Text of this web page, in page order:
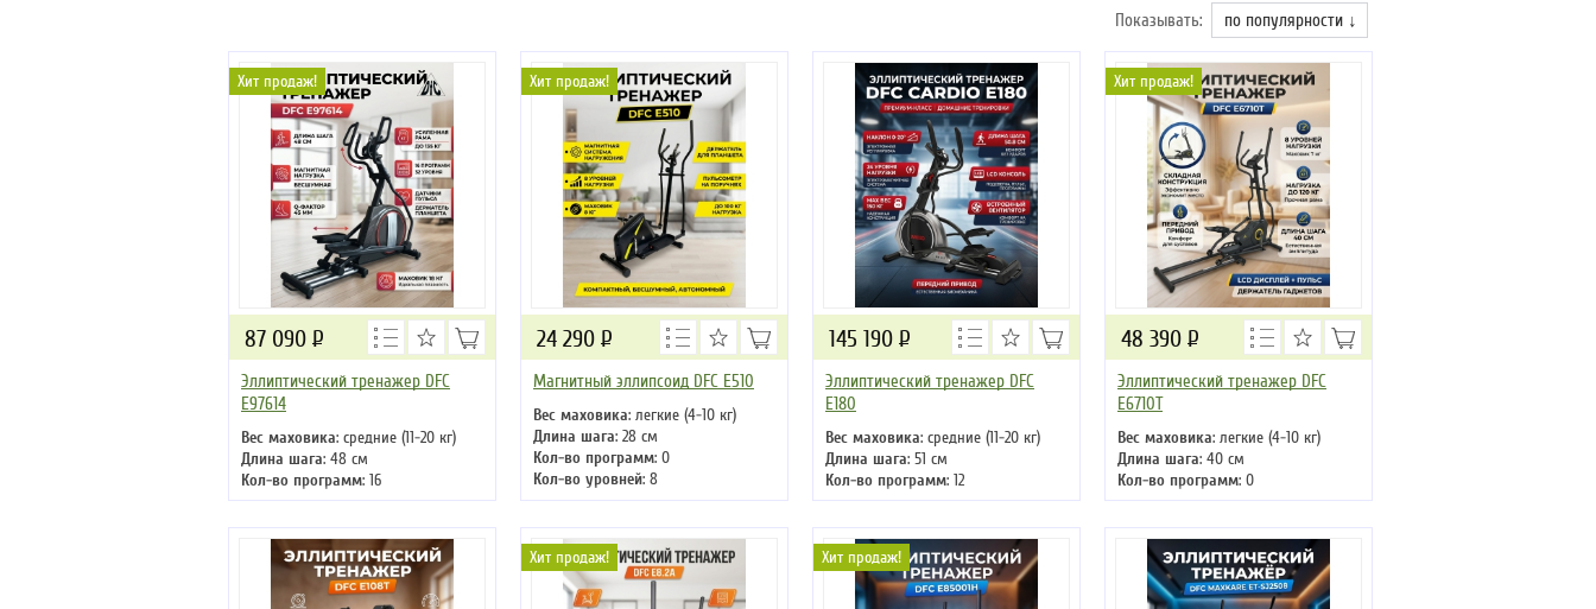
Показывать: по популярности ↓
Хит продаж!
Эллиптический тренажер DFC
E97614
Вес маховика: средние (11-20 кг)
Длина шага: 48 см
Кол-во программ: 16
Кол-во уровней: 0
Макс. вес: 135 кг
Привод: передний
87 090 Р
Хит продаж!
Магнитный эллипсоид DFC E510
Вес маховика: легкие (4-10 кг)
Длина шага: 28 см
Кол-во программ: 0
Кол-во уровней: 8
Макс. вес: 100 кг
24 290 Р
Эллиптический тренажер DFC
E180
Вес маховика: средние (11-20 кг)
Длина шага: 51 см
Кол-во программ: 12
Кол-во уровней: 24
Макс. вес: 150 кг
Привод: передний
145 190 Р
Хит продаж!
Эллиптический тренажер DFC
E6710T
Вес маховика: легкие (4-10 кг)
Длина шага: 40 см
Кол-во программ: 0
Кол-во уровней: 8
Макс. вес: 120 кг
Привод: передний
48 390 Р
Хит продаж! Хит продаж!